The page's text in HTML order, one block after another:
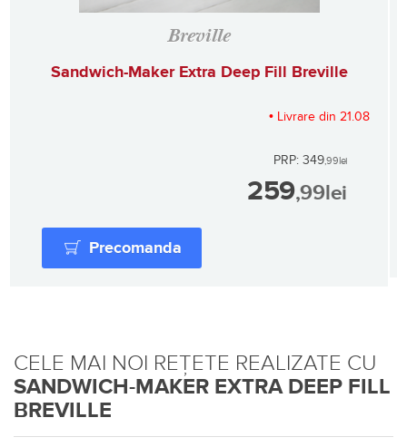
Breville
Sandwich-Maker Extra Deep Fill Breville
• Livrare din 21.08
PRP: 349,99lei
259,99lei
Precomanda
CELE MAI NOI REȚETE REALIZATE CU
SANDWICH-MAKER EXTRA DEEP FILL
BREVILLE